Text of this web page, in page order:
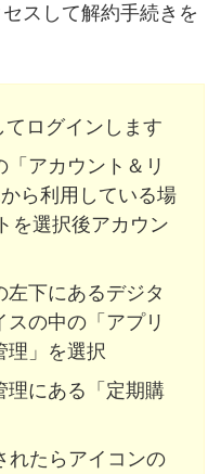
スして解約手続きを
てログインします
アカウント＆リ
ら利用している場
を選択後アカウン
左下にあるデジタ
の中の「アプリ
理」を選択
理にある「定期購
れたらアイコンの